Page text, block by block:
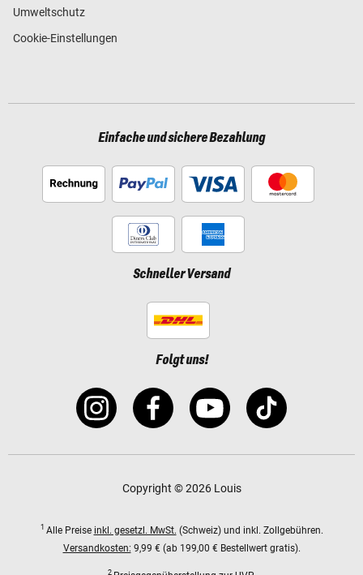
Umweltschutz
Cookie-Einstellungen
Einfache und sichere Bezahlung
Schneller Versand
Folgt uns!
Copyright © 2026 Louis
1 Alle Preise inkl. gesetzl. MwSt. (Schweiz) und inkl. Zollgebühren.
Versandkosten: 9,99 € (ab 199,00 € Bestellwert gratis).
2